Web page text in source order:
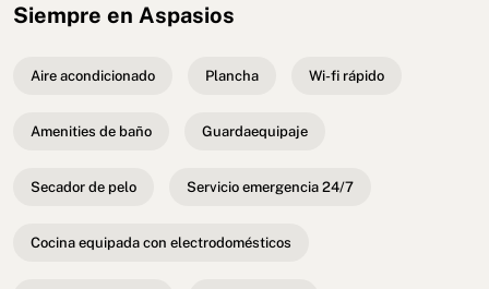
Siempre en Aspasios
Aire acondicionado Plancha Wi-fi rápido
Amenities de baño Guardaequipaje
Secador de pelo Servicio emergencia 24/7
Cocina equipada con electrodomésticos